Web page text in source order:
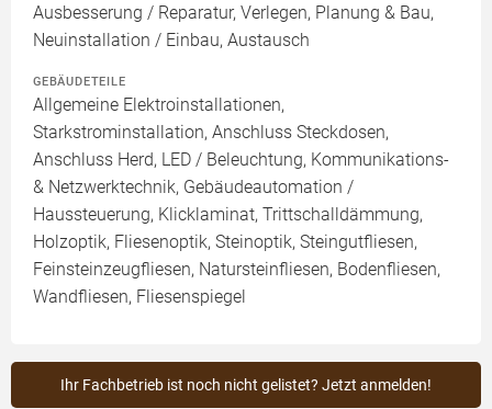
Ausbesserung / Reparatur, Verlegen, Planung & Bau,
Neuinstallation / Einbau, Austausch
GEBÄUDETEILE
Allgemeine Elektroinstallationen,
Starkstrominstallation, Anschluss Steckdosen,
Anschluss Herd, LED / Beleuchtung, Kommunikations-
& Netzwerktechnik, Gebäudeautomation /
Haussteuerung, Klicklaminat, Trittschalldämmung,
Holzoptik, Fliesenoptik, Steinoptik, Steingutfliesen,
Feinsteinzeugfliesen, Natursteinfliesen, Bodenfliesen,
Wandfliesen, Fliesenspiegel
Ihr Fachbetrieb ist noch nicht gelistet? Jetzt anmelden!